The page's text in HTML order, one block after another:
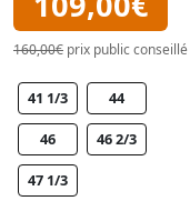
160,00€ prix public conseillé
41 1/3 44
46 46 2/3
47 1/3